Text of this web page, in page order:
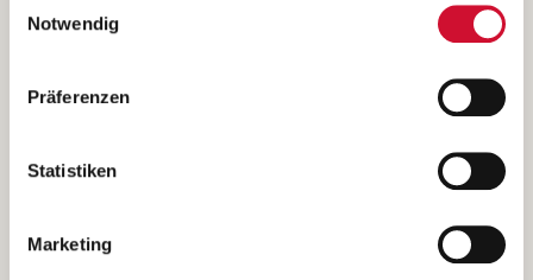
Wenn Sie auf „Cookies zulassen“ klicken, so stimmen
Sie der Speicherung sämtlicher Cookies zu. Sie können
Ihre Einwilligung selbstverständlich jederzeit widerrufen,
indem Sie die Cookie-Einstellungen aufrufen und diese
unsererDatenschutzerklärung
Notwendig
Präferenzen
Statistiken
Marketing
Betreiber der Webseite
Kantstraße 45a
(Ein Tochterunternehmen des AWO Bezirksverbandes Unterfranken
e.V.)